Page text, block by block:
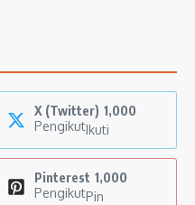
X (Twitter) 1,000
PengikutIkuti
Pinterest 1,000
PengikutPin